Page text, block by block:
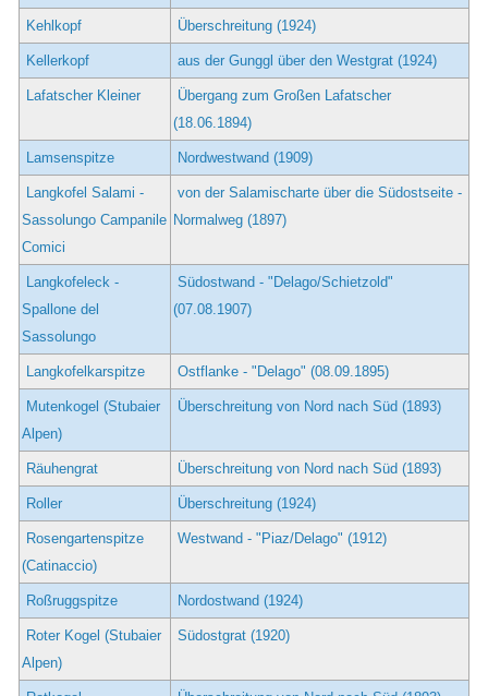
Kehlkopf Überschreitung (1924)
Kellerkopf aus der Gunggl über den Westgrat (1924)
Lafatscher Kleiner
Übergang zum Großen Lafatscher
(18.06.1894)
Lamsenspitze Nordwestwand (1909)
Langkofel Salami -
Sassolungo Campanile
Comici
von der Salamischarte über die Südostseite -
Normalweg (1897)
Langkofeleck -
Spallone del
Sassolungo
Südostwand - "Delago/Schietzold"
(07.08.1907)
Langkofelkarspitze Ostflanke - "Delago" (08.09.1895)
Mutenkogel (Stubaier
Alpen)
Überschreitung von Nord nach Süd (1893)
Räuhengrat Überschreitung von Nord nach Süd (1893)
Roller Überschreitung (1924)
Rosengartenspitze
(Catinaccio)
Westwand - "Piaz/Delago" (1912)
Roßruggspitze Nordostwand (1924)
Roter Kogel (Stubaier
Alpen)
Südostgrat (1920)